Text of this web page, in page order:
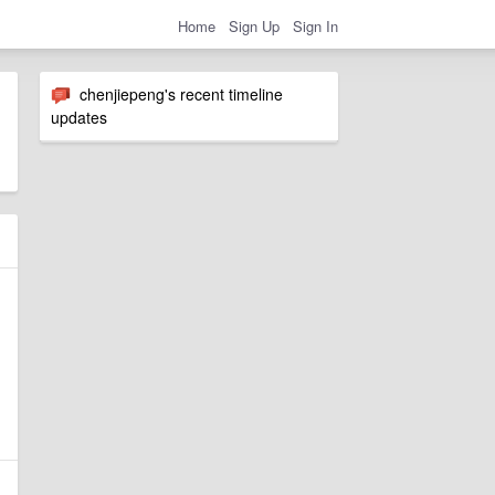
Home Sign Up Sign In
chenjiepeng's recent timeline
updates